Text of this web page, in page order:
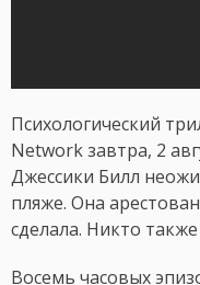
Психологический
Network завтра, 2
Джессики Билл
пляже. Она
сделала. Никто
Восемь часовых